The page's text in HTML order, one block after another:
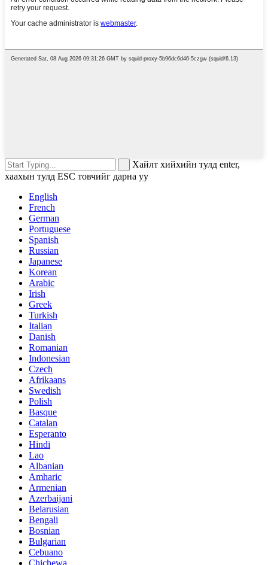
Хайлт хийхийн тулд enter,
хаахын тулд ESC товчийг дарна уу
English
French
German
Portuguese
Spanish
Russian
Japanese
Korean
Arabic
Irish
Greek
Turkish
Italian
Danish
Romanian
Indonesian
Czech
Afrikaans
Swedish
Polish
Basque
Catalan
Esperanto
Hindi
Lao
Albanian
Amharic
Armenian
Azerbaijani
Belarusian
Bengali
Bosnian
Bulgarian
Cebuano